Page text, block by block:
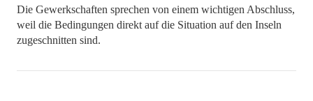
Die Gewerkschaften sprechen von einem wichtigen Abschluss,
weil die Bedingungen direkt auf die Situation auf den Inseln
zugeschnitten sind.